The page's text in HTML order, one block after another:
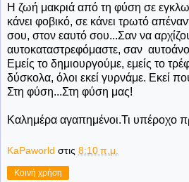
Η ζωή μακριά από τη φύση σε
κάνει φοβικό, σε κάνει τρωτό
σου, στον εαυτό σου...Σαν να
αυτοκαταστρεφόμαστε, σαν
Εμείς το δημιουργούμε, εμείς το
δύσκολα, όλοι εκεί γυρνάμε. Εκεί
Στη φύση...Στη φύση μας!
Καλημέρα αγαπημένοι.Τι υπέροχο
KaPaworld στις 8:10 π.μ.
Κοινή χρήση